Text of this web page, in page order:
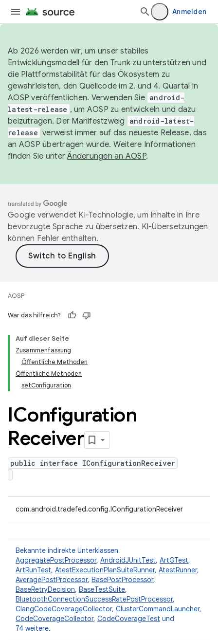
Anmelden
Ab 2026 werden wir, um unser stabiles
Entwicklungsmodell für den Trunk zu unterstützen und
die Plattformstabilität für das Ökosystem zu
gewährleisten, den Quellcode im 2. und 4. Quartal in
AOSP veröffentlichen. Verwenden Sie android-
latest-release , um AOSP zu entwickeln und dazu
beizutragen. Der Manifestzweig
android-latest-
release verweist immer auf das neueste Release, das
an AOSP übertragen wurde. Weitere Informationen
finden Sie unterÄnderungen an AOSP.
Google verwendet KI-Technologie, um Inhalte in Ihre
bevorzugte Sprache zu übersetzen. KI-Übersetzungen
können Fehler enthalten.
AOSP
War das hilfreich?
Auf dieser Seite
Zusammenfassung
Öffentliche Methoden
Öffentliche Methoden
setConfiguration
IConfiguration
Receiver
public interface IConfigurationReceiver
com.android.tradefed.config.IConfigurationReceiver
Bekannte indirekte Unterklassen
AggregatePostProcessor, AndroidJUnitTest, ArtGTest,
ArtRunTest, AtestExecutionPlanSuiteRunner, AtestRunner,
AveragePostProcessor, BasePostProcessor,
BaseRetryDecision, BaseTestSuite,
BluetoothConnectionSuccessRatePostProcessor,
ClangCodeCoverageCollector, ClusterCommandLauncher,
CodeCoverageCollector, CodeCoverageTest und
74 weitere.